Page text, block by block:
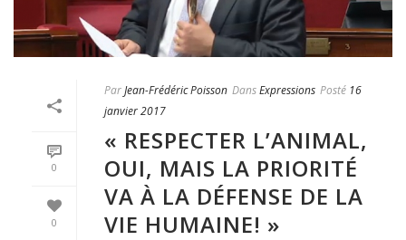
0
0
ParJean-Frédéric Poisson DansExpressions Posté 16
janvier 2017
« RESPECTER L’ANIMAL,
OUI, MAIS LA PRIORITÉ
VA À LA DÉFENSE DE LA
VIE HUMAINE! »